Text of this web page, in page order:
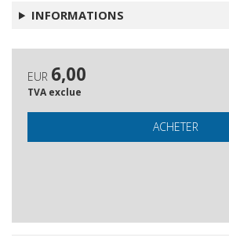
oriental en la baja edad media
cambios y continuidades en las
redes urbanas centroeuropeas
entre el siglo XV y XVI.
de Sevilla a fi nales de la Edad
Media y comienzos de la
INFORMATIONS
EUR 6,00
TVA exclue
ACHETER